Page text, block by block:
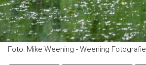
Foto: Mike Weening - Weening Fotografie